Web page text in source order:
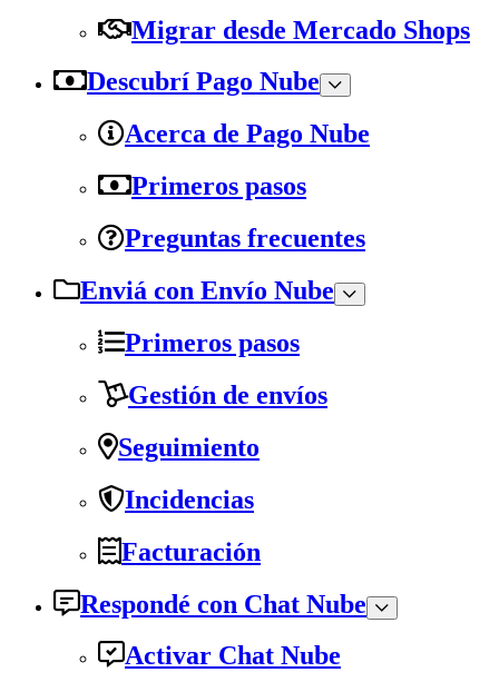
Migrar desde Mercado Shops
Descubrí Pago Nube
Acerca de Pago Nube
Primeros pasos
Preguntas frecuentes
Enviá con Envío Nube
Primeros pasos
Gestión de envíos
Seguimiento
Incidencias
Facturación
Respondé con Chat Nube
Activar Chat Nube